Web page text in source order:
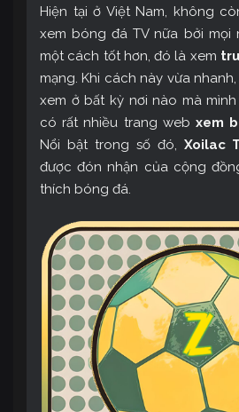
Hiện tại ở Việt Nam, không
xem bóng đá TV nữa bởi mọi
một cách tốt hơn, đó là xem
mạng. Khi cách này vừa
xem ở bất kỳ nơi nào mà
có rất nhiều trang webxem
Nổi bật trong số đó, Xoilac
được đón nhận của cộng
thích bóng đá.